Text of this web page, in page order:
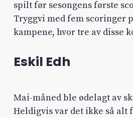
spilt før sesongens første
Tryggvi med fem scoringer
kampene, hvor tre av disse
Eskil Edh
Mai-måned ble ødelagt av
Heldigvis var det ikke så alt